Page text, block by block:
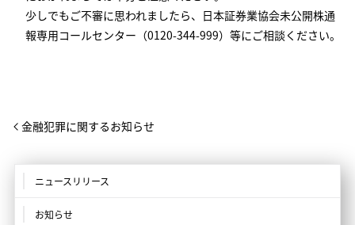
少しでもご不審に思われましたら、日本証券業協会未公開株通
報専用コールセンター（0120-344-999）等にご相談ください。
金融犯罪に関するお知らせ
ニュースリリース
お知らせ